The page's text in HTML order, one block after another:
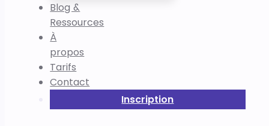
Blog &
Ressources
À
propos
Tarifs
Contact
Inscription